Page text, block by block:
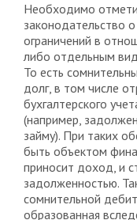
Необходимо
законодательство
ограничений в
либо отдельным
То есть
долг, в том числе
бухгалтерского
(например,
займу). При таких
быть объектом
приносит доход, и
задолженностью.
сомнительной
образованная